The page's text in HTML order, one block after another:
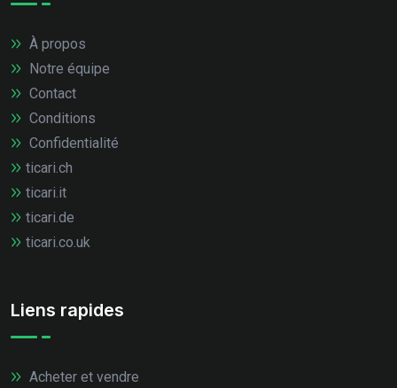
À propos
Notre équipe
Contact
Conditions
Confidentialité
ticari.ch
ticari.it
ticari.de
ticari.co.uk
Liens rapides
Acheter et vendre